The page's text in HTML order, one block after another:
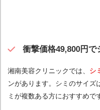
衝撃価格49,800円で
湘南美容クリニックでは、 シ
ンがあります。シミのサイズ
ミが複数ある方におすすめで